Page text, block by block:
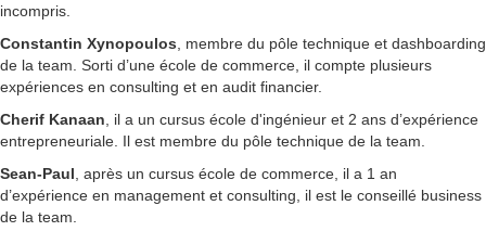
incompris.
Constantin Xynopoulos , membre du pôle technique et dashboarding
de la team. Sorti d’une école de commerce, il compte plusieurs
expériences en consulting et en audit financier.
Cherif Kanaan , il a un cursus école d'ingénieur et 2 ans d’expérience
entrepreneuriale. Il est membre du pôle technique de la team.
Sean-Paul , après un cursus école de commerce, il a 1 an
d’expérience en management et consulting, il est le conseillé business
de la team.